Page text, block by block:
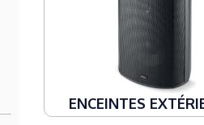
ENCEINTES